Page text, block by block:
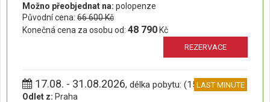
Možno přeobjednat na: polopenze
Původní cena: 66 600 Kč
Konečná cena za osobu od: 48 790 Kč
REZERVACE
17.08. - 31.08.2026, délka pobytu: (15 dní)LAST MINUTE
Odlet z: Praha